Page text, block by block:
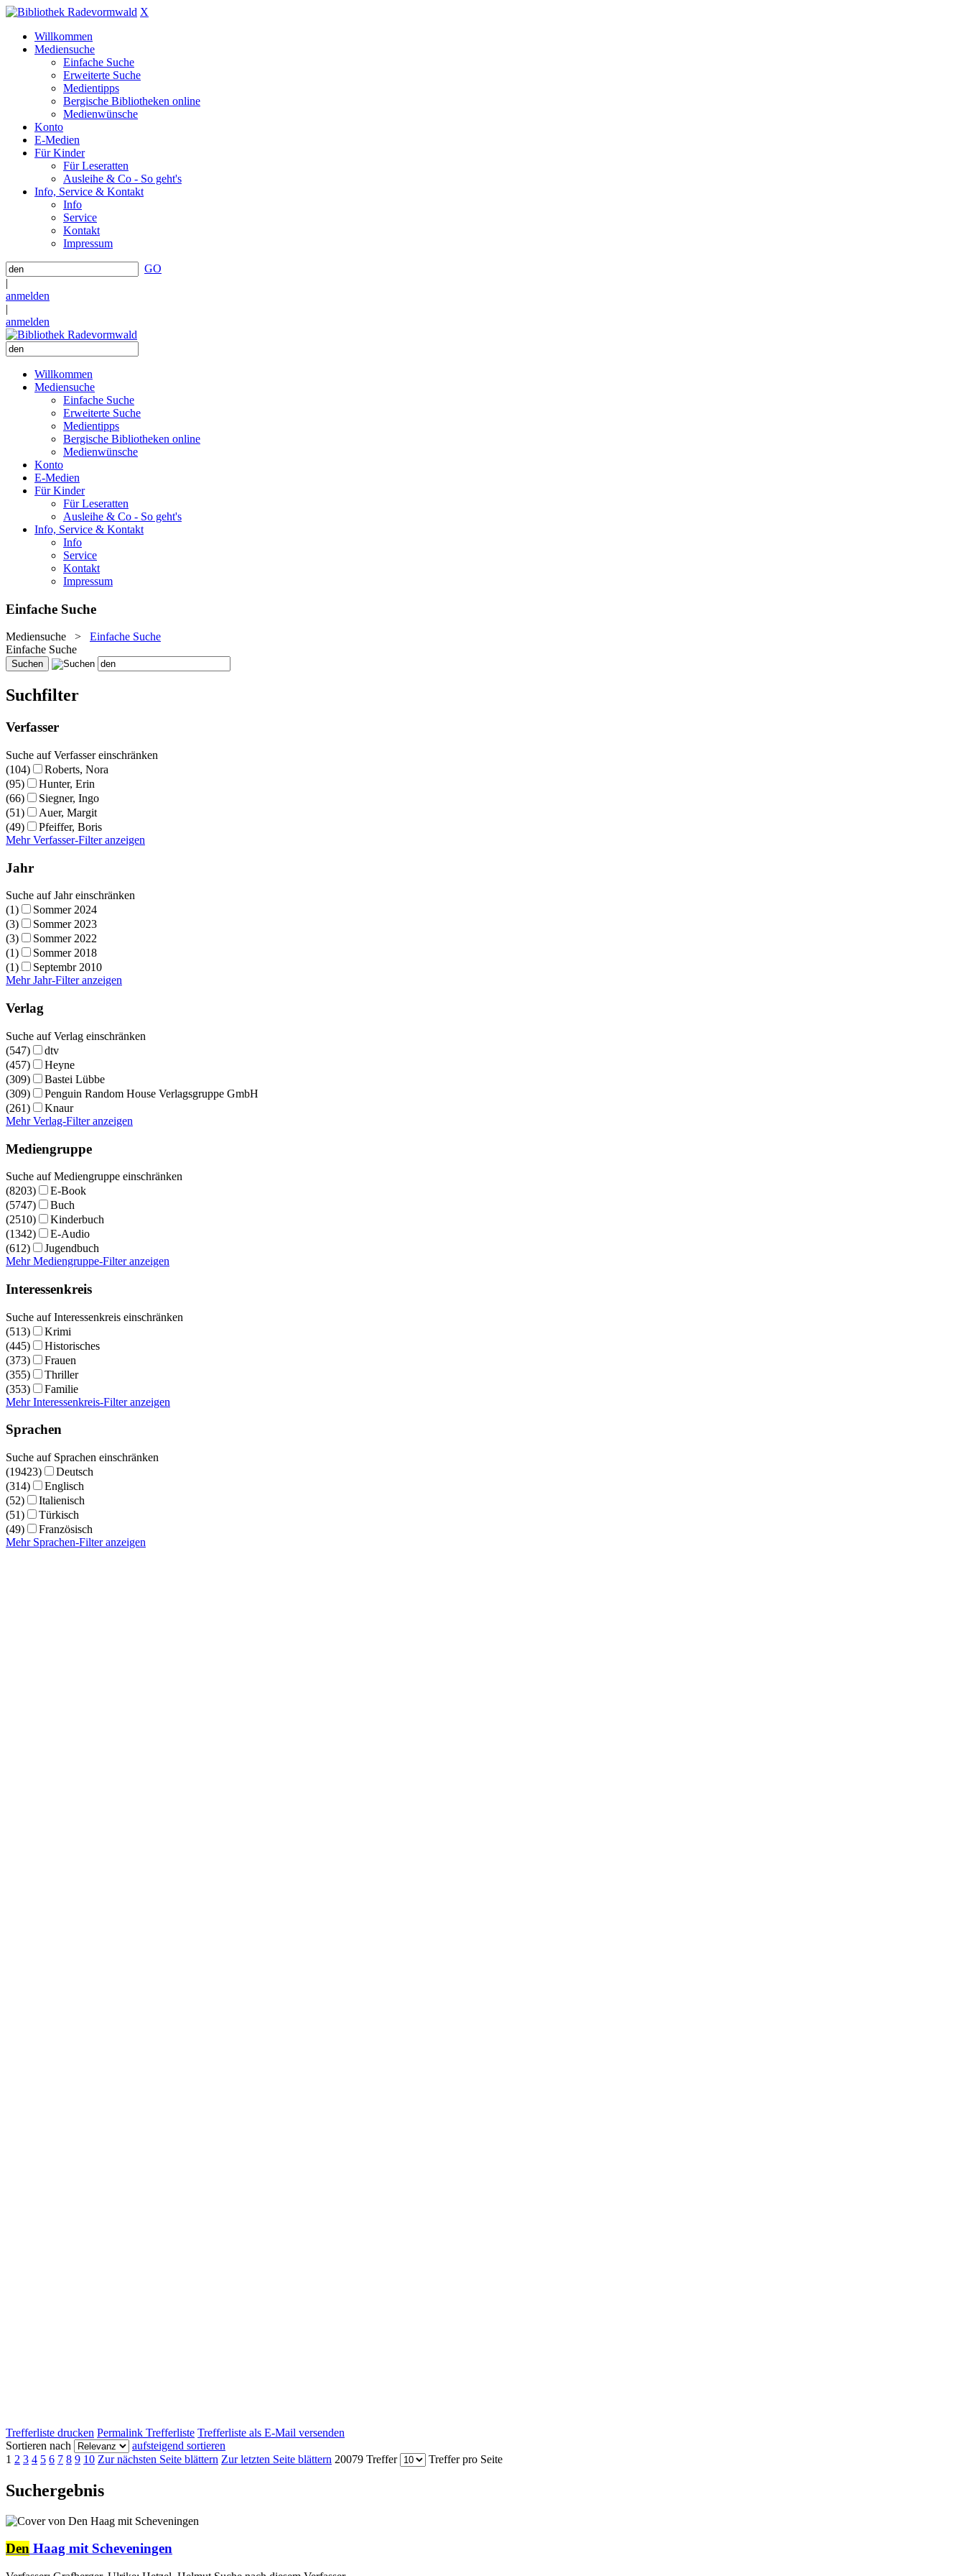
X
Willkommen
Mediensuche
Einfache Suche
Erweiterte Suche
Medientipps
Bergische Bibliotheken online
Medienwünsche
Konto
E-Medien
Für Kinder
Für Leseratten
Ausleihe & Co - So geht's
Info, Service & Kontakt
Info
Service
Kontakt
Impressum
GO
|
anmelden
|
anmelden
Willkommen
Mediensuche
Einfache Suche
Erweiterte Suche
Medientipps
Bergische Bibliotheken online
Medienwünsche
Konto
E-Medien
Für Kinder
Für Leseratten
Ausleihe & Co - So geht's
Info, Service & Kontakt
Info
Service
Kontakt
Impressum
Einfache Suche
Mediensuche > Einfache Suche
Einfache Suche
Suchfilter
Verfasser
Suche auf Verfasser einschränken
(104)
Roberts, Nora
(95)
Hunter, Erin
(66)
Siegner, Ingo
(51)
Auer, Margit
(49)
Pfeiffer, Boris
Mehr Verfasser-Filter anzeigen
Jahr
Suche auf Jahr einschränken
(1)
Sommer 2024
(3)
Sommer 2023
(3)
Sommer 2022
(1)
Sommer 2018
(1)
Septembr 2010
Mehr Jahr-Filter anzeigen
Verlag
Suche auf Verlag einschränken
(547)
dtv
(457)
Heyne
(309)
Bastei Lübbe
(309)
Penguin Random House Verlagsgruppe GmbH
(261)
Knaur
Mehr Verlag-Filter anzeigen
Mediengruppe
Suche auf Mediengruppe einschränken
(8203)
E-Book
(5747)
Buch
(2510)
Kinderbuch
(1342)
E-Audio
(612)
Jugendbuch
Mehr Mediengruppe-Filter anzeigen
Interessenkreis
Suche auf Interessenkreis einschränken
(513)
Krimi
(445)
Historisches
(373)
Frauen
(355)
Thriller
(353)
Familie
Mehr Interessenkreis-Filter anzeigen
Sprachen
Suche auf Sprachen einschränken
(19423)
Deutsch
(314)
Englisch
(52)
Italienisch
(51)
Türkisch
(49)
Französisch
Mehr Sprachen-Filter anzeigen
Trefferliste drucken Permalink Trefferliste Trefferliste als E-Mail versenden
Sortieren nach
aufsteigend sortieren
1 2 3 4 5 6 7 8 9 10 Zur nächsten Seite blättern Zur letzten Seite blättern 20079 Treffer Treffer pro Seite
Suchergebnis
Den Haag mit Scheveningen